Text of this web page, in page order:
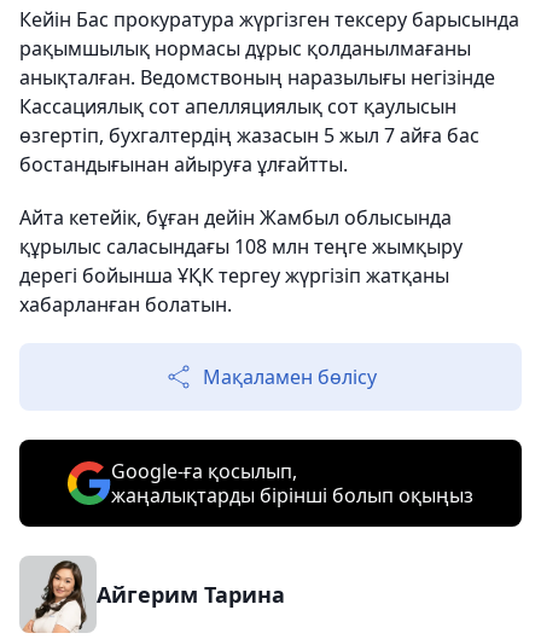
Кейін Бас прокуратура жүргізген тексеру барысында
рақымшылық нормасы дұрыс қолданылмағаны
анықталған. Ведомствоның наразылығы негізінде
Кассациялық сот апелляциялық сот қаулысын
өзгертіп, бухгалтердің жазасын 5 жыл 7 айға бас
бостандығынан айыруға ұлғайтты.
Айта кетейік, бұған дейін Жамбыл облысында
құрылыс саласындағы 108 млн теңге жымқыру
дерегі бойынша ҰҚК тергеу жүргізіп жатқаны
хабарланған болатын.
Мақаламен бөлісу
Google-ға қосылып,
жаңалықтарды бірінші болып оқыңыз
Айгерим Тарина